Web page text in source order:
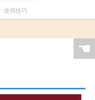
使用技巧
☚